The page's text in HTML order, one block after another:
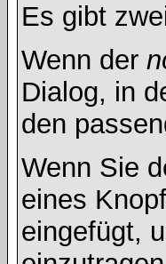
Es gibt
Wenn der
Dialog, in
den
Wenn Sie
eines
eingefügt,